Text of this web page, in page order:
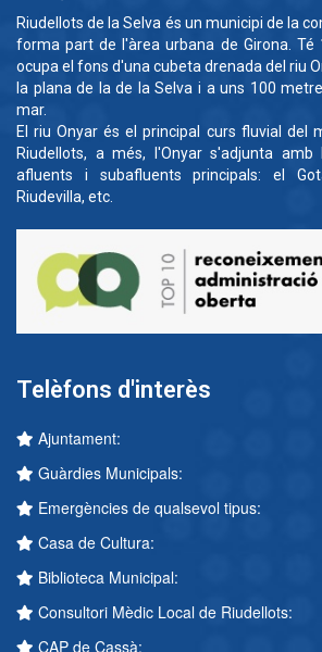
Riudellots de la Selva és un municipi de la
forma part de l'àrea urbana de Girona. Té
ocupa el fons d'una cubeta drenada del riu
la plana de la de la Selva i a uns 100
mar.
El riu Onyar és el principal curs fluvial del
Riudellots, a més, l'Onyar s'adjunta
afluents i subafluents principals: el
Riudevilla, etc.
Telèfons d'interès
Ajuntament:
Guàrdies Municipals:
Emergències de qualsevol tipus:
Casa de Cultura:
Biblioteca Municipal:
Consultori Mèdic Local de Riudellots:
CAP de Cassà: